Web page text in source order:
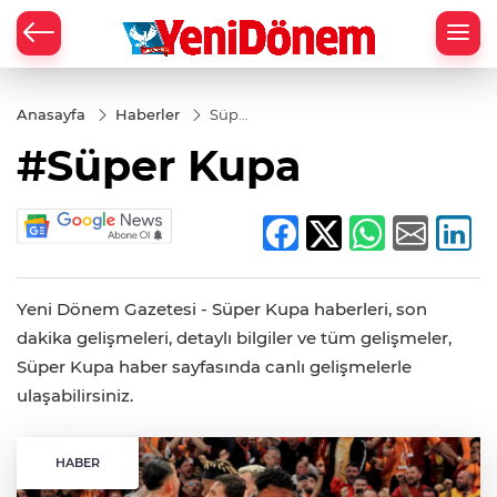
Anasayfa Haberler
Süper
#Süper Kupa
Yeni Dönem Gazetesi - Süper Kupa haberleri, son
dakika gelişmeleri, detaylı bilgiler ve tüm gelişmeler,
Süper Kupa haber sayfasında canlı gelişmelerle
ulaşabilirsiniz.
HABER